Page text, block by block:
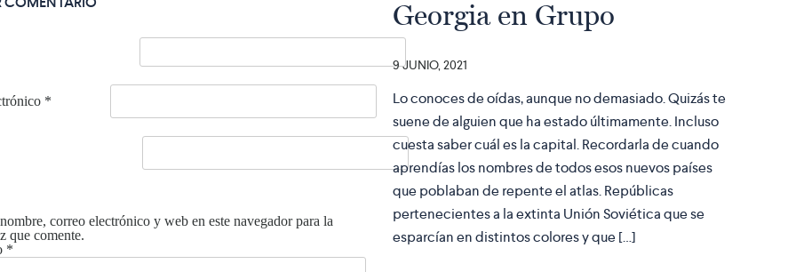
*
correo electrónico y web en este navegador para la
que comente.
*
Georgia en Grupo
9 JUNIO, 2021
Lo conoces de oídas, aunque no demasiado. Quizás te
suene de alguien que ha estado últimamente. Incluso
cuesta saber cuál es la capital. Recordarla de cuando
aprendías los nombres de todos esos nuevos países
que poblaban de repente el atlas. Repúblicas
pertenecientes a la extinta Unión Soviética que se
esparcían en distintos colores y que […]